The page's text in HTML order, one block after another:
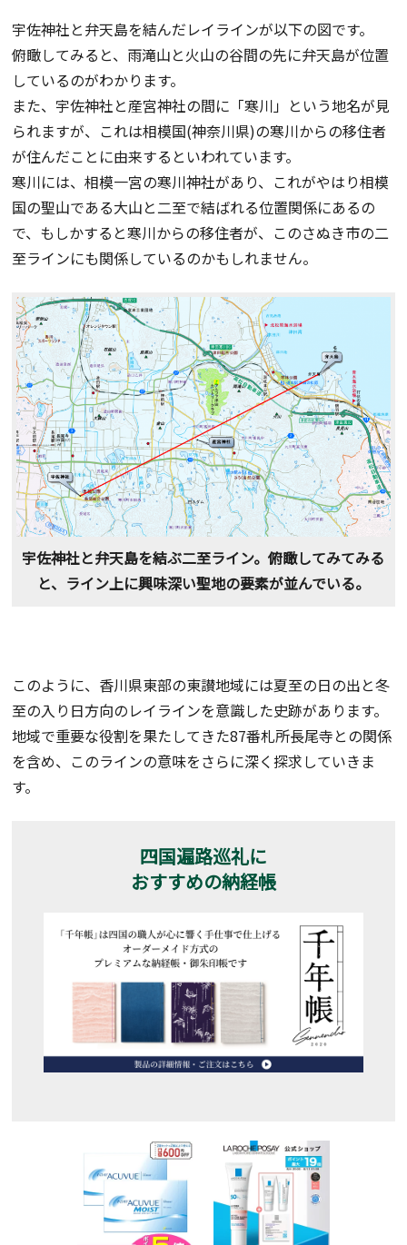
宇佐神社と弁天島を結んだレイラインが以下の図です。
俯瞰してみると、雨滝山と火山の谷間の先に弁天島が位置
しているのがわかります。
また、宇佐神社と産宮神社の間に「寒川」という地名が見
られますが、これは相模国(神奈川県)の寒川からの移住者
が住んだことに由来するといわれています。
寒川には、相模一宮の寒川神社があり、これがやはり相模
国の聖山である大山と二至で結ばれる位置関係にあるの
で、もしかすると寒川からの移住者が、このさぬき市の二
至ラインにも関係しているのかもしれません。
宇佐神社と弁天島を結ぶ二至ライン。俯瞰してみてみる
と、ライン上に興味深い聖地の要素が並んでいる。
このように、香川県東部の東讃地域には夏至の日の出と冬
至の入り日方向のレイラインを意識した史跡があります。
地域で重要な役割を果たしてきた87番札所長尾寺との関係
を含め、このラインの意味をさらに深く探求していきま
す。
四国遍路巡礼に
おすすめの納経帳